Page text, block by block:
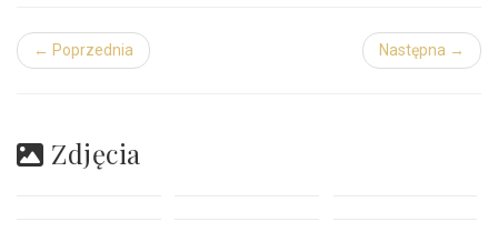
← Poprzednia Następna →
Zdjęcia